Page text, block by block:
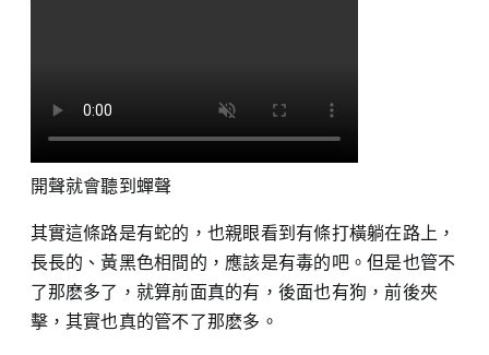
開聲就會聽到蟬聲
其實這條路是有蛇的，也親眼看到有條打橫躺在路上，
長長的、黃黑色相間的，應該是有毒的吧。但是也管不
了那麽多了，就算前面真的有，後面也有狗，前後夾
擊，其實也真的管不了那麽多。